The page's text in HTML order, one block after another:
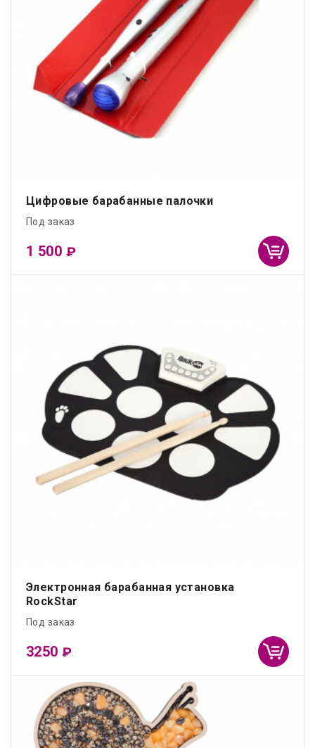
Цифровые барабанные палочки
Под заказ
1 500 ₽
Электронная барабанная установка
RockStar
Под заказ
3250₽